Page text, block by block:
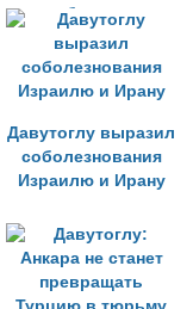
побережье
Давутоглу выразил
соболезнования
Израилю и Ирану